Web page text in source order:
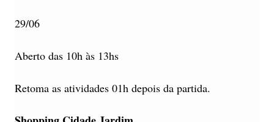
29/06
Aberto das 10h às 13hs
Retoma as atividades 01h depois da partida.